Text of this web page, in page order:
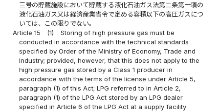
三号の貯蔵施設において貯蔵する液化石油ガス法第二条第一項の
液化石油ガス又は経済産業省令で定める容積以下の高圧ガスにつ
いては、この限りでない。
Article 15
(1)
Storing of high pressure gas must be
conducted in accordance with the technical standards
specified by Order of the Ministry of Economy, Trade and
Industry; provided, however, that this does not apply to the
high pressure gas stored by a Class 1 producer in
accordance with the terms of the license under Article 5,
paragraph (1) of this Act; LPG referred to in Article 2,
paragraph (1) of the LPG Act stored by an LPG dealer
specified in Article 6 of the LPG Act at a supply facility